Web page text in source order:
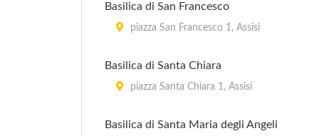
Basilica di San Francesco
piazza San Francesco 1, Assisi
Basilica di Santa Chiara
piazza Santa Chiara 1, Assisi
Basilica di Santa Maria degli Angeli